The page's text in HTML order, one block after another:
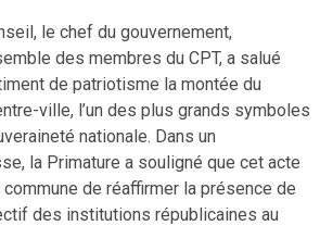
le chef du gouvernement,
des membres du CPT, a salué
de patriotisme la montée du
ville, l’un des plus grands symboles
nationale. Dans un
la Primature a souligné que cet acte
de réaffirmer la présence de
des institutions républicaines au